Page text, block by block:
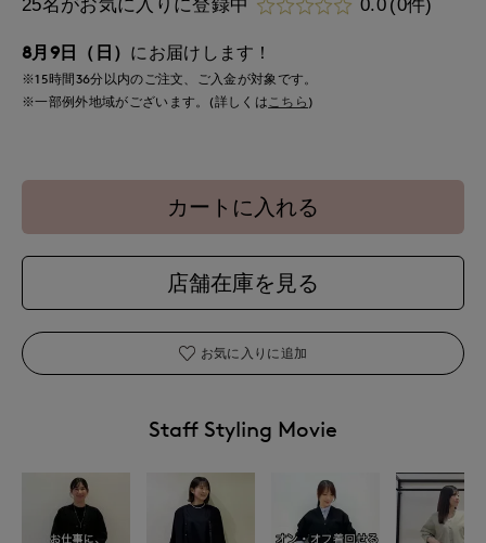
25名がお気に入りに登録中 0.0 (0件)
8月9日（日） にお届けします！
※15時間36分以内のご注文、ご入金が対象です。
※一部例外地域がございます。(詳しくはこちら )
カートに入れる
店舗在庫を見る
お気に入りに追加
Staff Styling Movie